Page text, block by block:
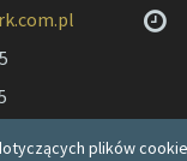
plików